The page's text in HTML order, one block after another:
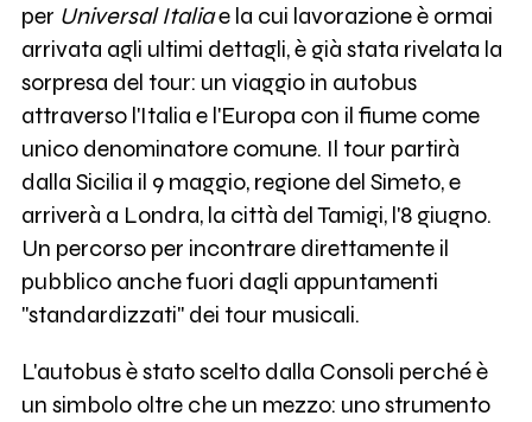
per Universal Italiae la cui lavorazione è ormai
arrivata agli ultimi dettagli, è già stata rivelata la
sorpresa del tour: un viaggio in autobus
attraverso l'Italia e l'Europa con il fiume come
unico denominatore comune. Il tour partirà
dalla Sicilia il 9 maggio, regione del Simeto, e
arriverà a Londra, la città del Tamigi, l'8 giugno.
Un percorso per incontrare direttamente il
pubblico anche fuori dagli appuntamenti
"standardizzati" dei tour musicali.
L'autobus è stato scelto dalla Consoli perché è
un simbolo oltre che un mezzo: uno strumento